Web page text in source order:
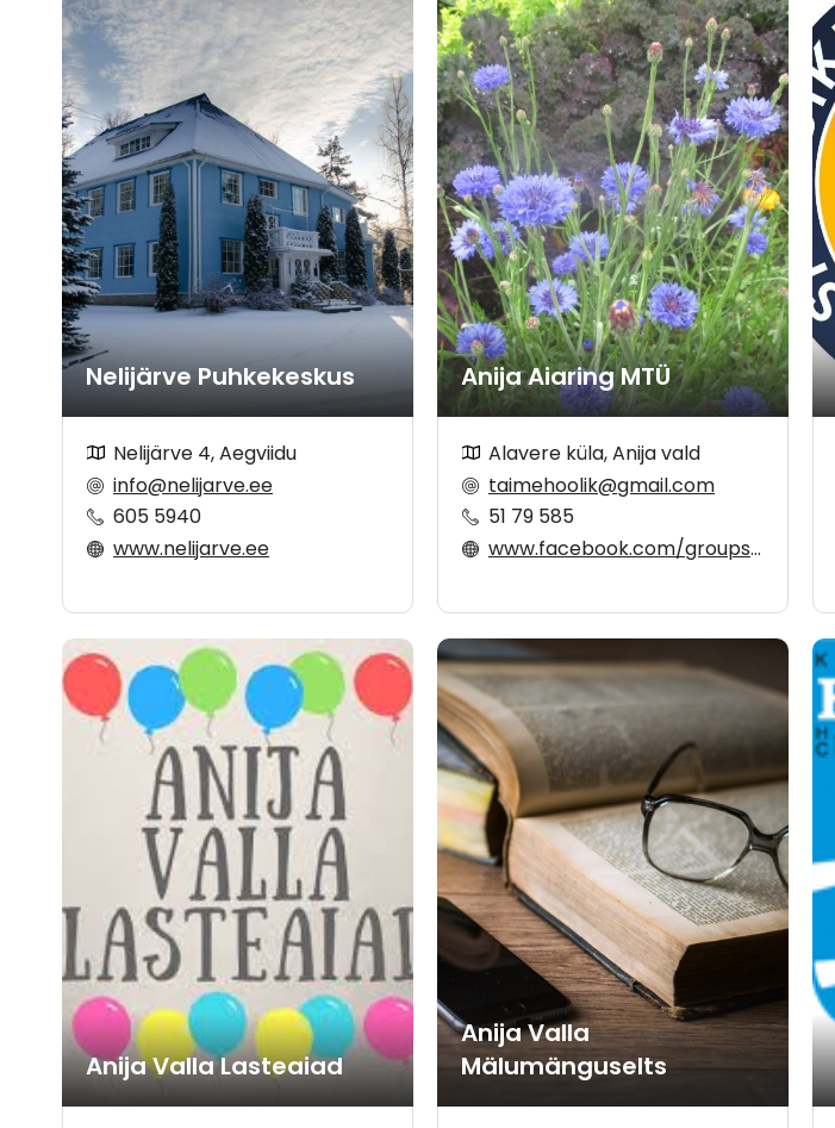
Nelijärve Puhkekeskus
Nelijärve 4, Aegviidu
info@nelijarve.ee
605 5940
www.nelijarve.ee
Anija Aiaring MTÜ
Alavere küla, Anija vald
taimehoolik@gmail.com
51 79 585
www.facebook.com/groups/396788900517526
Anija Valla Lasteaiad
Anija Valla
Mälumänguselts